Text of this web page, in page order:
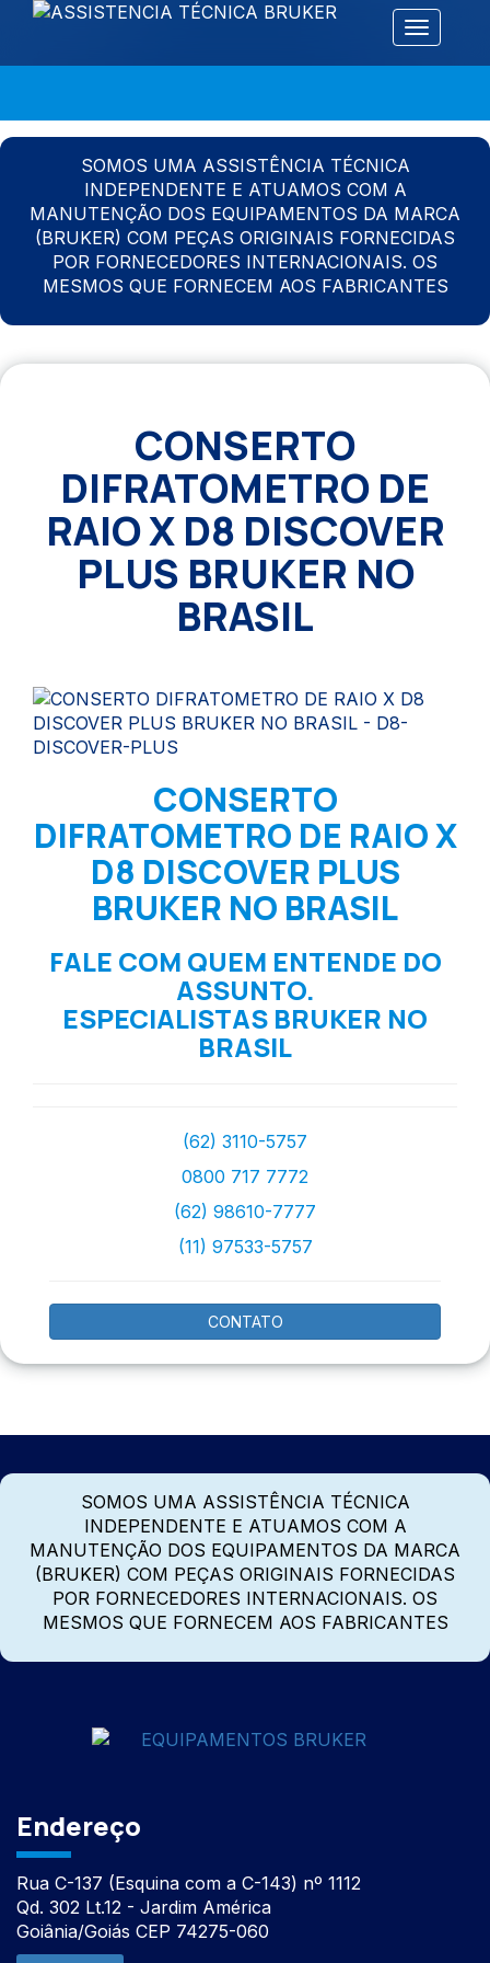
Alternar
SOMOS UMA ASSISTÊNCIA TÉCNICA
INDEPENDENTE E ATUAMOS COM A
MANUTENÇÃO DOS EQUIPAMENTOS DA MARCA
(BRUKER) COM PEÇAS ORIGINAIS FORNECIDAS
POR FORNECEDORES INTERNACIONAIS. OS
MESMOS QUE FORNECEM AOS FABRICANTES
CONSERTO
DIFRATOMETRO DE
RAIO X D8 DISCOVER
PLUS BRUKER NO
BRASIL
CONSERTO
DIFRATOMETRO DE RAIO X
D8 DISCOVER PLUS
BRUKER NO BRASIL
FALE COM QUEM ENTENDE DO
ASSUNTO.
ESPECIALISTAS BRUKER NO
BRASIL
(62) 3110-5757
0800 717 7772
(62) 98610-7777
(11) 97533-5757
CONTATO
SOMOS UMA ASSISTÊNCIA TÉCNICA
INDEPENDENTE E ATUAMOS COM A
MANUTENÇÃO DOS EQUIPAMENTOS DA MARCA
(BRUKER) COM PEÇAS ORIGINAIS FORNECIDAS
POR FORNECEDORES INTERNACIONAIS. OS
MESMOS QUE FORNECEM AOS FABRICANTES
Endereço
Rua C-137 (Esquina com a C-143) nº 1112
Qd. 302 Lt.12 - Jardim América
Goiânia/Goiás CEP 74275-060